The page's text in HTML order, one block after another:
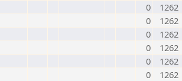
0
1262
0
1262
0
1262
0
1262
0
1262
0
1262